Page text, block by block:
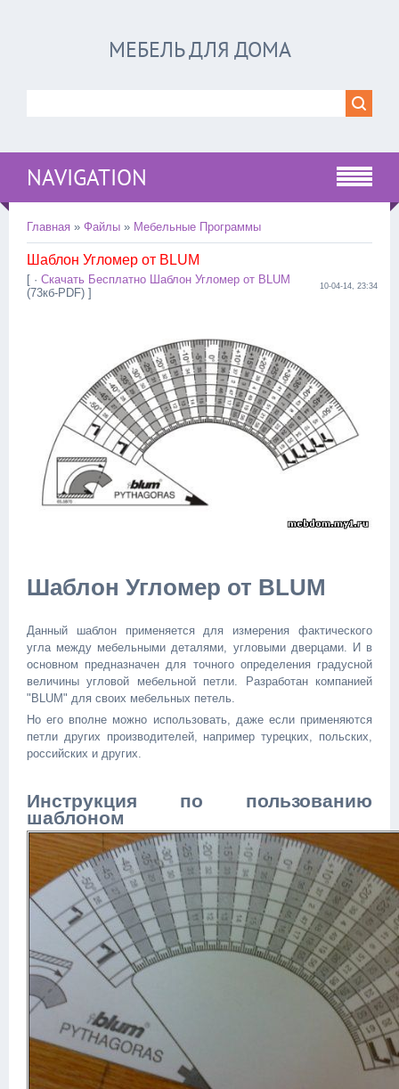
МЕБЕЛЬ ДЛЯ ДОМА
NAVIGATION
Главная » Файлы » Мебельные Программы
Шаблон Угломер от BLUM
[ · Скачать Бесплатно Шаблон Угломер от BLUM
(73кб-PDF) ]
10-04-14, 23:34
Шаблон Угломер от BLUM
Данный шаблон применяется для измерения фактического
угла между мебельными деталями, угловыми дверцами. И в
основном предназначен для точного определения градусной
величины угловой мебельной петли. Разработан компанией
"BLUM" для своих мебельных петель.
Но его вполне можно использовать, даже если применяются
петли других производителей, например турецких, польских,
российских и других.
Инструкция по пользованию
шаблоном